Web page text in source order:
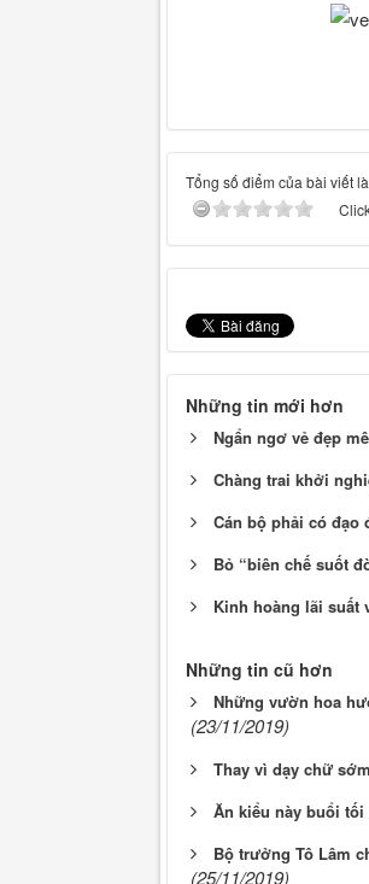
Tổng số điểm của bài viết
Những tin mới hơn
Ngẩn ngơ vẻ đẹp
Chàng trai khởi
Cán bộ phải có
Bỏ “biên chế suốt
Kinh hoàng lãi suất
Những tin cũ hơn
Những vườn hoa
(23/11/2019)
Thay vì dạy chữ
Ăn kiểu này buổi
Bộ trưởng Tô Lâm
(25/11/2019)